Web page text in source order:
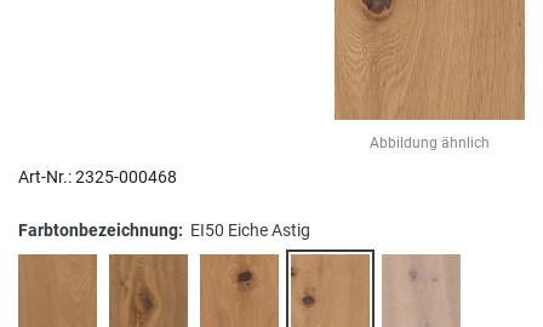
Abbildung ähnlich
Art-Nr.:2325-000468
Farbtonbezeichnung: EI50 Eiche Astig